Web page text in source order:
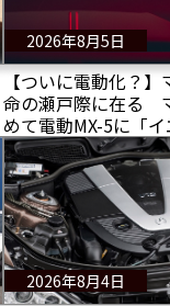
2026年8月5日
【ついに電動化？
命の瀬戸際に在る
めて電動MX-5に「
しかし内燃機関モデ
2026年8月4日